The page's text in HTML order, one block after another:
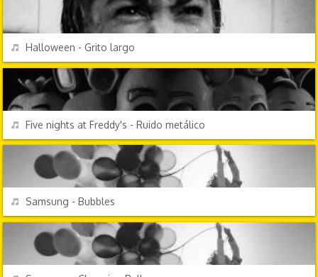
REPRODUCIR
Halloween - Grito largo
REPRODUCIR
Five nights at Freddy's - Ruido metálico
REPRODUCIR
Samsung - Bubbles